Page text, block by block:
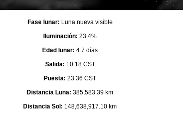
Fase lunar: Luna nueva visible
Iluminación: 23.4%
Edad lunar: 4.7 días
Salida: 10:18 CST
Puesta: 23:36 CST
Distancia Luna: 385,583.39 km
Distancia Sol: 148,638,917.10 km